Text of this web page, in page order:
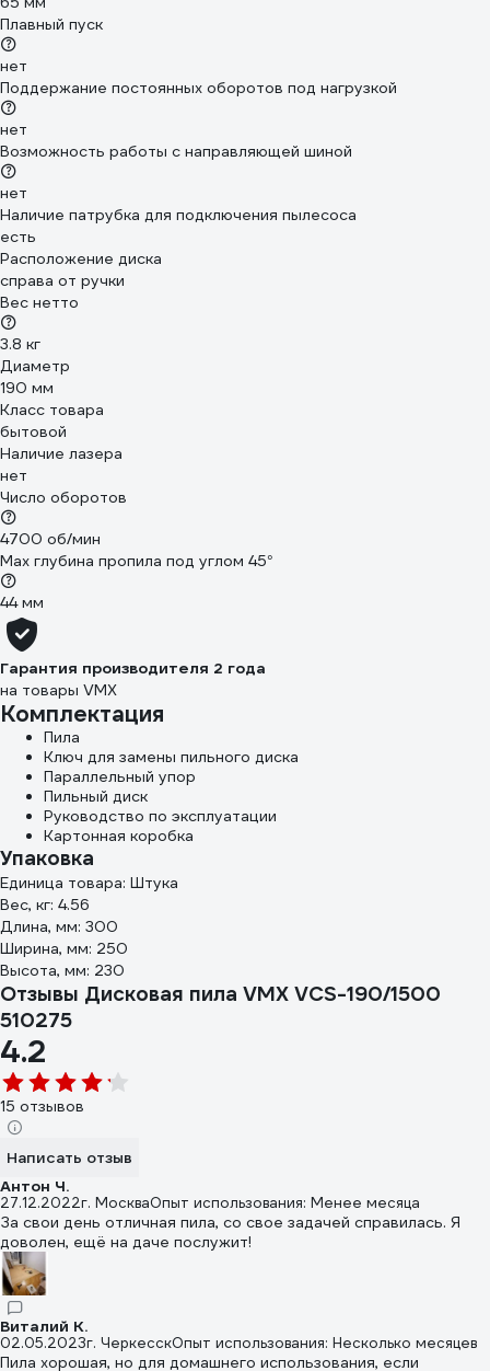
Плавный пуск
нет
Поддержание постоянных оборотов под нагрузкой
нет
Возможность работы с направляющей шиной
нет
Наличие патрубка для подключения пылесоса
есть
Расположение диска
справа от ручки
Вес нетто
3.8 кг
Диаметр
190 мм
Класс товара
бытовой
Наличие лазера
нет
Число оборотов
4700 об/мин
Max глубина пропила под углом 45°
44 мм
Гарантия производителя 2 года
на товары VMX
Комплектация
Пила
Ключ для замены пильного диска
Параллельный упор
Пильный диск
Руководство по эксплуатации
Картонная коробка
Упаковка
Единица товара: Штука
Вес, кг: 4.56
Длина, мм: 300
Ширина, мм: 250
Высота, мм: 230
Отзывы Дисковая пила VMX VCS-190/1500
510275
4.2
15 отзывов
Написать отзыв
Антон Ч.
27.12.2022г. МоскваОпыт использования: Менее месяца
За свои день отличная пила, со свое задачей справилась. Я
доволен, ещё на даче послужит!
Виталий К.
02.05.2023г. ЧеркесскОпыт использования: Несколько месяцев
Пила хорошая, но для домашнего использования, если